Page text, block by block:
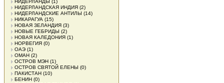
НИДЕРЛАНДЫ (1)
НИДЕРЛАНДСКАЯ ИНДИЯ (2)
НИДЕРЛАНДСКИЕ АНТИЛЫ (14)
НИКАРАГУА (15)
НОВАЯ ЗЕЛАНДИЯ (3)
НОВЫЕ ГЕБРИДЫ (2)
НОВАЯ КАЛЕДОНИЯ (1)
НОРВЕГИЯ (0)
ОАЭ (1)
ОМАН (2)
ОСТРОВ МЭН (1)
ОСТРОВ СВЯТОЙ ЕЛЕНЫ (0)
ПАКИСТАН (10)
БЕНИН (0)